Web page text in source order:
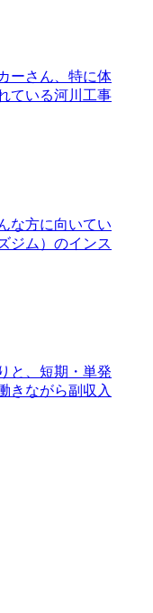
ーさん、特に体
ている河川工事
な方に向いてい
ジム）のインス
と、短期・単発
きながら副収入